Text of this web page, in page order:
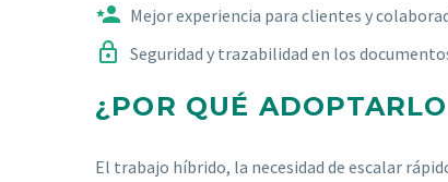

 Mejor experiencia para clientes y

 Seguridad y trazabilidad en los
¿POR QUÉ
El trabajo híbrido, la necesidad de escalar